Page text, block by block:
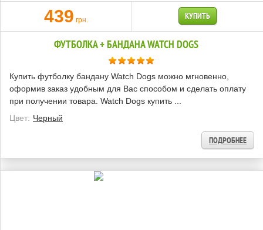
439 грн. КУПИТЬ
ФУТБОЛКА + БАНДАНА WATCH DOGS
Купить футболку бандану Watch Dogs можно мгновенно,
оформив заказ удобным для Вас способом и сделать оплату
при получении товара. Watch Dogs купить ...
Цвет: Черный
ПОДРОБНЕЕ